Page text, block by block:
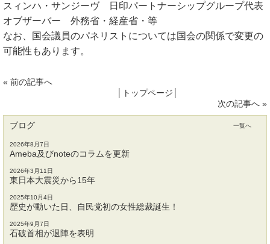
スィンハ・サンジーヴ 日印パートナーシップグループ代表
オブザーバー 外務省・経産省・等
なお、国会議員のパネリストについては国会の関係で変更の
可能性もあります。
« 前の記事へ
トップページ
次の記事へ »
ブログ 一覧へ
2026年8月7日
Ameba及びnoteのコラムを更新
2026年3月11日
東日本大震災から15年
2025年10月4日
歴史が動いた日、自民党初の女性総裁誕生！
2025年9月7日
石破首相が退陣を表明